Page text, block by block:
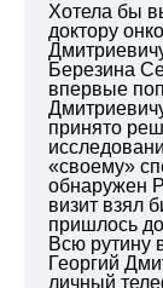
Хотела бы
доктору
Березина
впервые
принято
«своему»
обнаружен
визит взял
пришлось
Всю рутину
Георгий
личный